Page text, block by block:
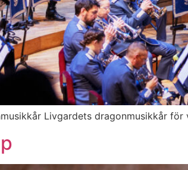
Livgardets dragonmusikkår för